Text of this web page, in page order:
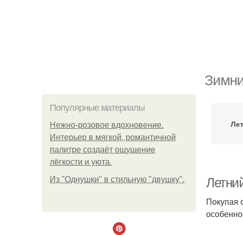
Популярные материалы
Нежно-розовое вдохновение.
Интерьер в мягкой, романтичной
палитре создаёт ощущение
лёгкости и уюта.
Из "Однушки" в стильную "двушку".
Покупая